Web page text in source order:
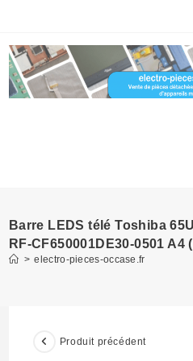
content
Barre LEDS télé Toshiba
RF-CF650001DE30-0501 A4
> electro-pieces-occase.fr
Produit précédent